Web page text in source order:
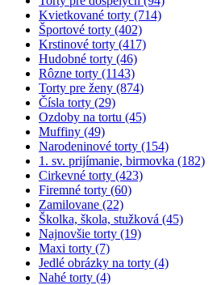
Kvietkované torty (714)
Športové torty (402)
Krstinové torty (417)
Hudobné torty (46)
Rôzne torty (1143)
Torty pre ženy (874)
Čísla torty (29)
Ozdoby na tortu (45)
Muffiny (49)
Narodeninové torty (154)
1. sv. prijímanie, birmovka (182)
Cirkevné torty (423)
Firemné torty (60)
Zamilovane (22)
Školka, škola, stužková (45)
Najnovšie torty (19)
Maxi torty (7)
Jedlé obrázky na torty (4)
Nahé torty (4)